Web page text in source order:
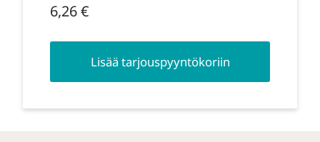
6,26€
Lisää tarjouspyyntökoriin